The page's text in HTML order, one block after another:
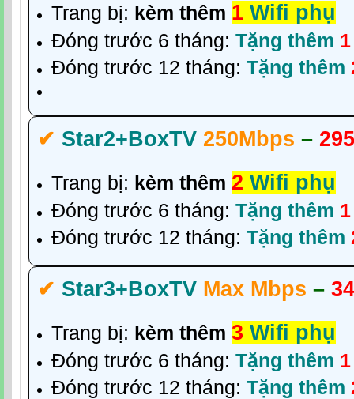
Trang bị: kèm thêm 1 Wifi phụ
Đóng trước 6 tháng: Tặng thêm 1
Đóng trước 12 tháng: Tặng thêm
✔‎ Star2+BoxTV 250Mbps –
Trang bị: kèm thêm 2 Wifi phụ
Đóng trước 6 tháng: Tặng thêm 1
Đóng trước 12 tháng: Tặng thêm
✔‎ Star3+BoxTV Max Mbps –
Trang bị: kèm thêm 3 Wifi phụ
Đóng trước 6 tháng: Tặng thêm 1
Đóng trước 12 tháng: Tặng thêm